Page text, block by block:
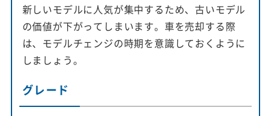
新しいモデルに人気が集中するため、古いモデル
の価値が下がってしまいます。車を売却する際
は、モデルチェンジの時期を意識しておくように
しましょう。
グレード